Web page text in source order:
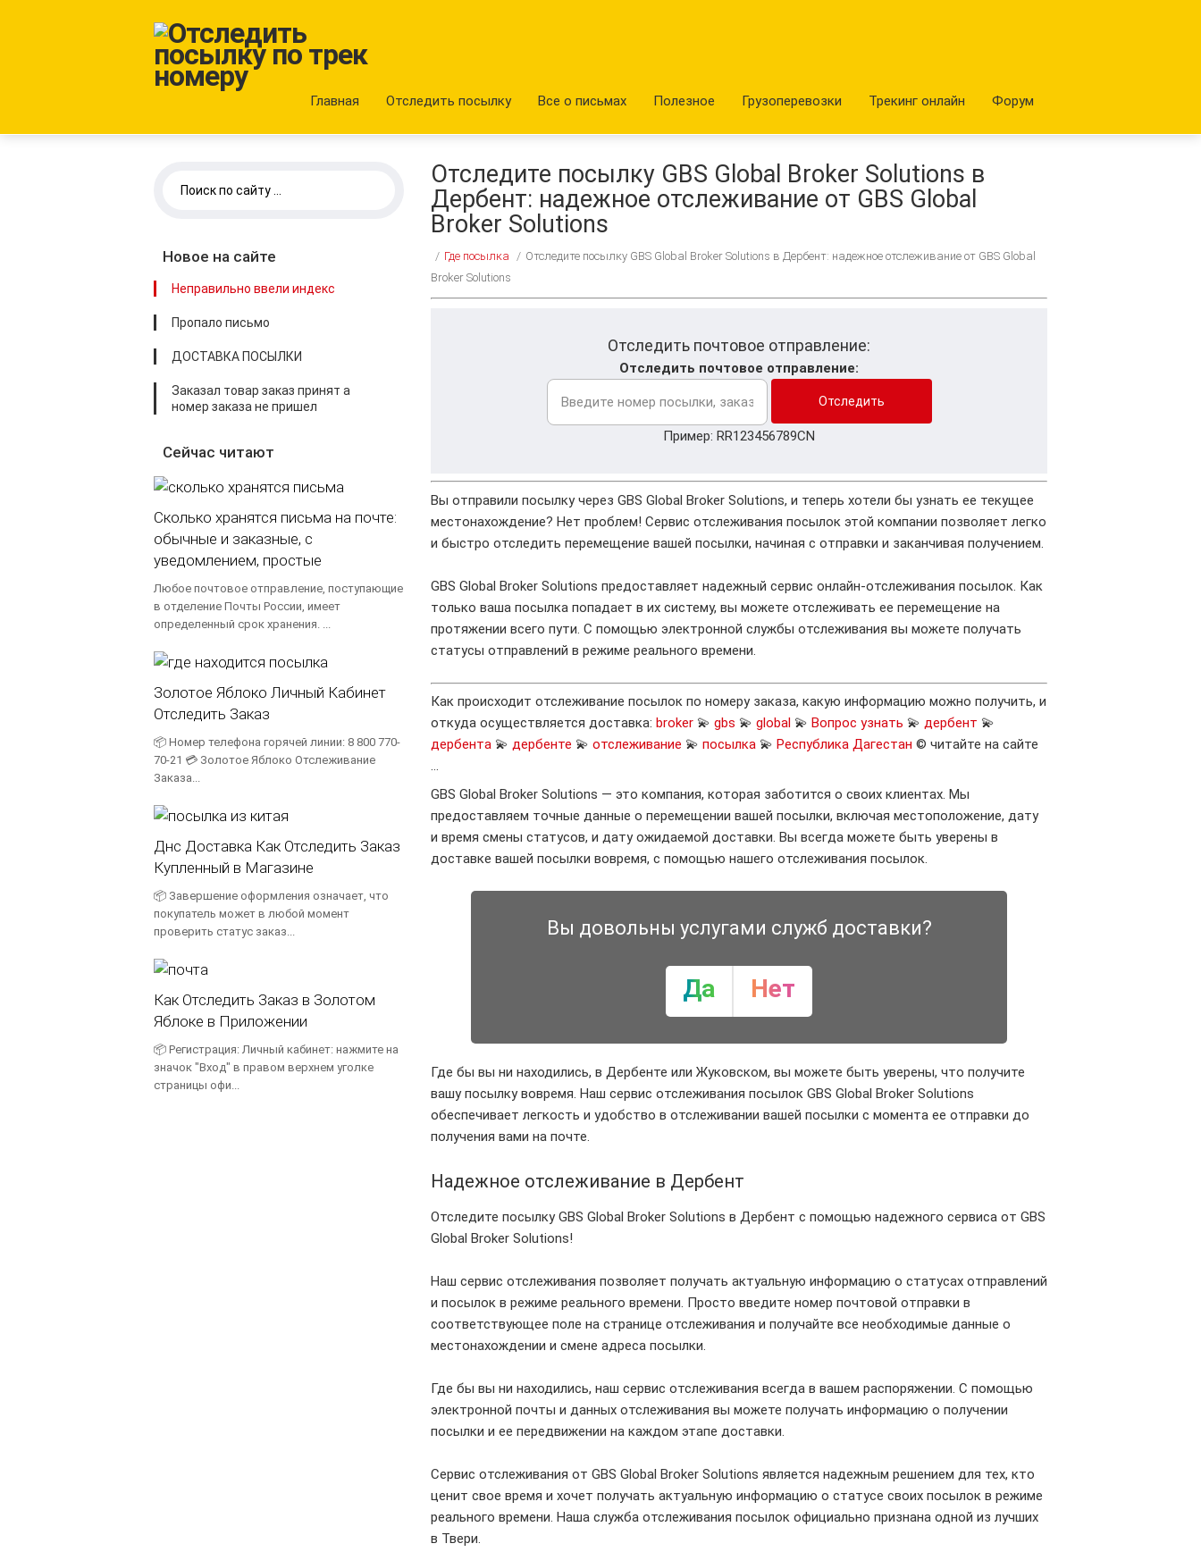
Главная Отследить посылку Все о письмах Полезное Грузоперевозки Трекинг онлайн Форум
Отследите посылку GBS Global Broker Solutions в
Дербент: надежное отслеживание от GBS Global
Broker Solutions
/ Где посылка / Отследите посылку GBS Global Broker Solutions в Дербент: надежное отслеживание от GBS Global
Broker Solutions
Отследить почтовое отправление:
Отследить почтовое отправление:
Пример: RR123456789CN
Вы отправили посылку через GBS Global Broker Solutions, и теперь хотели бы узнать ее текущее
местонахождение? Нет проблем! Сервис отслеживания посылок этой компании позволяет легко
и быстро отследить перемещение вашей посылки, начиная с отправки и заканчивая получением.
GBS Global Broker Solutions предоставляет надежный сервис онлайн-отслеживания посылок. Как
только ваша посылка попадает в их систему, вы можете отслеживать ее перемещение на
протяжении всего пути. С помощью электронной службы отслеживания вы можете получать
статусы отправлений в режиме реального времени.
Как происходит отслеживание посылок по номеру заказа, какую информацию можно получить, и
откуда осуществляется доставка: broker 💫 gbs 💫 global 💫 Вопрос узнать 💫 дербент 💫
дербента 💫 дербенте 💫 отслеживание 💫 посылка 💫 Республика Дагестан © читайте на сайте
…
GBS Global Broker Solutions — это компания, которая заботится о своих клиентах. Мы
предоставляем точные данные о перемещении вашей посылки, включая местоположение, дату
и время смены статусов, и дату ожидаемой доставки. Вы всегда можете быть уверены в
доставке вашей посылки вовремя, с помощью нашего отслеживания посылок.
Вы довольны услугами служб доставки?
Да Нет
Где бы вы ни находились, в Дербенте или Жуковском, вы можете быть уверены, что получите
вашу посылку вовремя. Наш сервис отслеживания посылок GBS Global Broker Solutions
обеспечивает легкость и удобство в отслеживании вашей посылки с момента ее отправки до
получения вами на почте.
Надежное отслеживание в Дербент
Отследите посылку GBS Global Broker Solutions в Дербент с помощью надежного сервиса от GBS
Global Broker Solutions!
Наш сервис отслеживания позволяет получать актуальную информацию о статусах отправлений
и посылок в режиме реального времени. Просто введите номер почтовой отправки в
соответствующее поле на странице отслеживания и получайте все необходимые данные о
местонахождении и смене адреса посылки.
Где бы вы ни находились, наш сервис отслеживания всегда в вашем распоряжении. С помощью
электронной почты и данных отслеживания вы можете получать информацию о получении
посылки и ее передвижении на каждом этапе доставки.
Сервис отслеживания от GBS Global Broker Solutions является надежным решением для тех, кто
ценит свое время и хочет получать актуальную информацию о статусе своих посылок в режиме
реального времени. Наша служба отслеживания посылок официально признана одной из лучших
в Твери.
Новое на сайте
Неправильно ввели индекс
Пропало письмо
ДОСТАВКА ПОСЫЛКИ
Заказал товар заказ принят а
номер заказа не пришел
Сейчас читают
Сколько хранятся письма на почте:
обычные и заказные, с
уведомлением, простые
Любое почтовое отправление, поступающие
в отделение Почты России, имеет
определенный срок хранения. ...
Золотое Яблоко Личный Кабинет
Отследить Заказ
📦 Номер телефона горячей линии: 8 800 770-
70-21 💳 Золотое Яблоко Отслеживание
Заказа...
Днс Доставка Как Отследить Заказ
Купленный в Магазине
📦 Завершение оформления означает, что
покупатель может в любой момент
проверить статус заказ...
Как Отследить Заказ в Золотом
Яблоке в Приложении
📦 Регистрация: Личный кабинет: нажмите на
значок "Вход" в правом верхнем уголке
страницы офи...